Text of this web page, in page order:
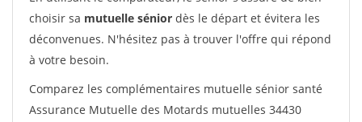
choisir sa mutuelle sénior dès le départ et évitera les
déconvenues. N'hésitez pas à trouver l'offre qui répond
à votre besoin.
Comparez les complémentaires mutuelle sénior santé
Assurance Mutuelle des Motards mutuelles 34430